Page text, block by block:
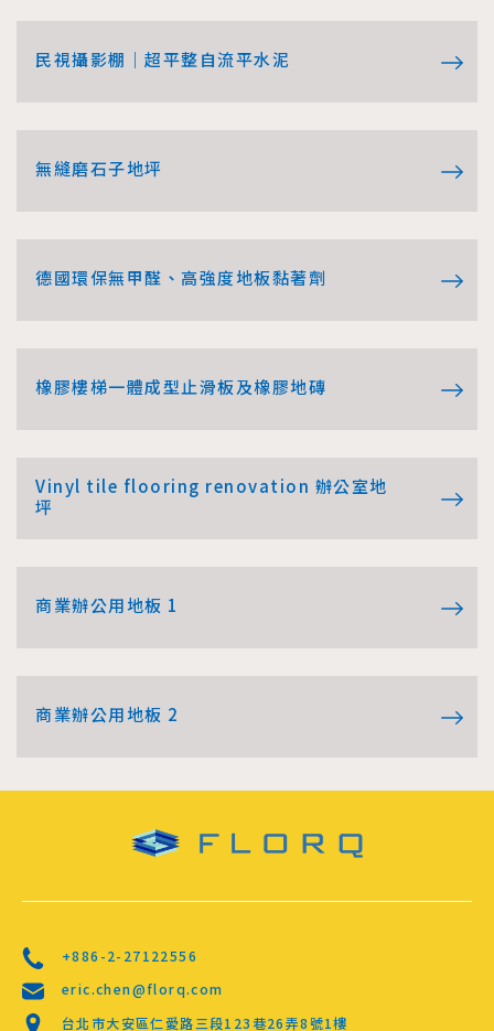
民視攝影棚｜超平整自流平水泥
無縫磨石子地坪
德國環保無甲醛、高強度地板黏著劑
橡膠樓梯一體成型止滑板及橡膠地磚
Vinyl tile flooring renovation 辦公室地
坪
商業辦公用地板 1
商業辦公用地板 2
+886-2-27122556
eric.chen@florq.com
台北市大安區仁愛路三段123巷26弄8號1樓